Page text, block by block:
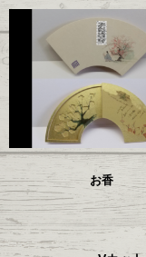
お香